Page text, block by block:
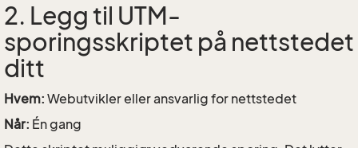
2. Legg til UTM-
sporingsskriptet på nettstedet
ditt
Hvem: Webutvikler eller ansvarlig for nettstedet
Når: Én gang